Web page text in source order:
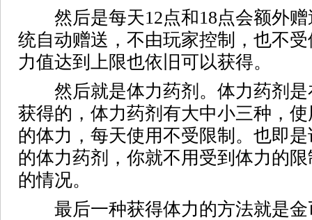
然后是每天12点和18点会额外赠
统自动赠送，不由玩家控制，也不
力值达到上限也依旧可以获得。
然后就是体力药剂。体力药剂是
获得的，体力药剂有大中小三种，
的体力，每天使用不受限制。也即
的体力药剂，你就不用受到体力的
的情况。
最后一种获得体力的方法就是金